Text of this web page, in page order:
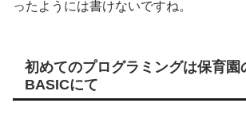
ったようには書けないですね。
初めてのプログラミングは保育園
BASICにて